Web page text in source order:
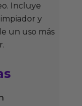
Incluye
y
un uso más